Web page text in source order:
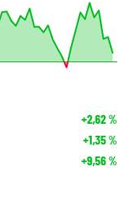
+2,62%
+1,35%
+9,56%